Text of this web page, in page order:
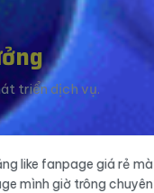
triển dịch vụ.
và
Mắt
tin hơn